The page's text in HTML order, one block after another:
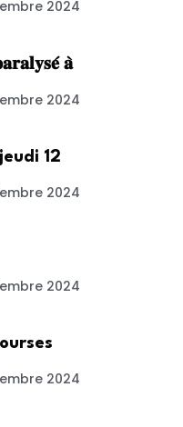
2024
𝐚̀
2024
12
2024
2024
2024